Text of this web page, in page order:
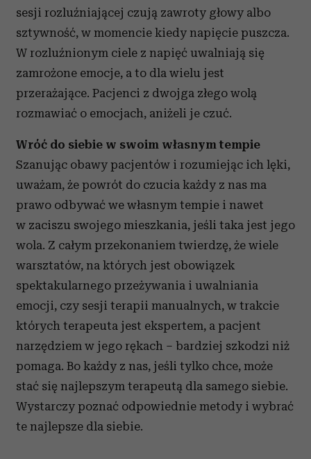
sesji rozluźniającej czują zawroty głowy albo
sztywność, w momencie kiedy napięcie puszcza.
W rozluźnionym ciele z napięć uwalniają się
zamrożone emocje, a to dla wielu jest
przerażające. Pacjenci z dwojga złego wolą
rozmawiać o emocjach, aniżeli je czuć.
Wróć do siebie w swoim własnym tempie
Szanując obawy pacjentów i rozumiejąc ich lęki,
uważam, że powrót do czucia każdy z nas ma
prawo odbywać we własnym tempie i nawet
w zaciszu swojego mieszkania, jeśli taka jest jego
wola. Z całym przekonaniem twierdzę, że wiele
warsztatów, na których jest obowiązek
spektakularnego przeżywania i uwalniania
emocji, czy sesji terapii manualnych, w trakcie
których terapeuta jest ekspertem, a pacjent
narzędziem w jego rękach – bardziej szkodzi niż
pomaga. Bo każdy z nas, jeśli tylko chce, może
stać się najlepszym terapeutą dla samego siebie.
Wystarczy poznać odpowiednie metody i wybrać
te najlepsze dla siebie.